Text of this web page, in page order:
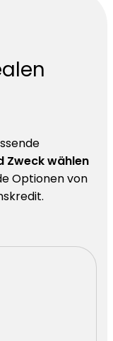
Zweck wählen
Optionen von